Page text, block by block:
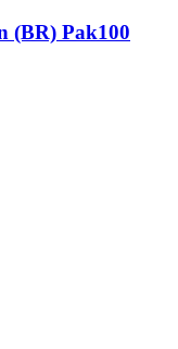
(BR) Pak100